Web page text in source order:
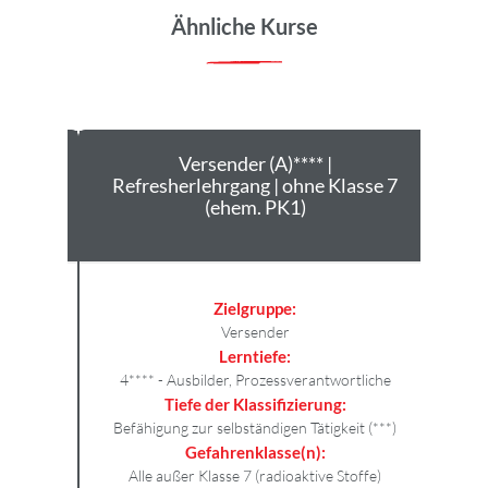
Ähnliche Kurse
Versender (A)**** |
Refresherlehrgang | ohne Klasse 7
(ehem. PK1)
Zielgruppe:
Versender
Lerntiefe:
4**** - Ausbilder, Prozessverantwortliche
Tiefe der Klassifizierung:
Befähigung zur selbständigen Tätigkeit (***)
Gefahrenklasse(n):
Alle außer Klasse 7 (radioaktive Stoffe)